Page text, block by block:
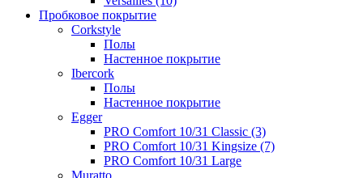
Пробковое покрытие
Сorkstyle
Полы
Настенное покрытие
Ibercork
Полы
Настенное покрытие
Egger
PRO Comfort 10/31 Classic (3)
PRO Comfort 10/31 Kingsize (7)
PRO Comfort 10/31 Large
Muratto